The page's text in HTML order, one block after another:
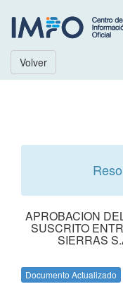
Volver
APROBACION
SUSCRITO
SIERRAS
Documento Actualizado